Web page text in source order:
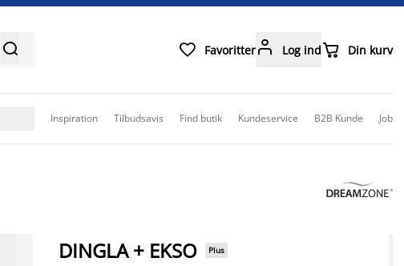
  Favoritter Log ind Din kurv
Inspiration Tilbudsavis Find butik Kundeservice B2B Kunde Job
DINGLA + EKSO Plus